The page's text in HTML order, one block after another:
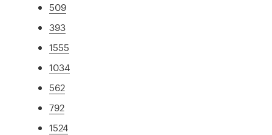
509
393
1555
1034
562
792
1524